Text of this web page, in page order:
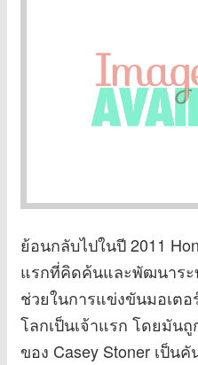
ย้อนกลับไปในปี 2011
แรกที่คิดค้นและพัฒนาระ
ช่วยในการแข่งขันมอเต
โลกเป็นเจ้าแรก โดยมัน
ของ Casey Stoner เป็น